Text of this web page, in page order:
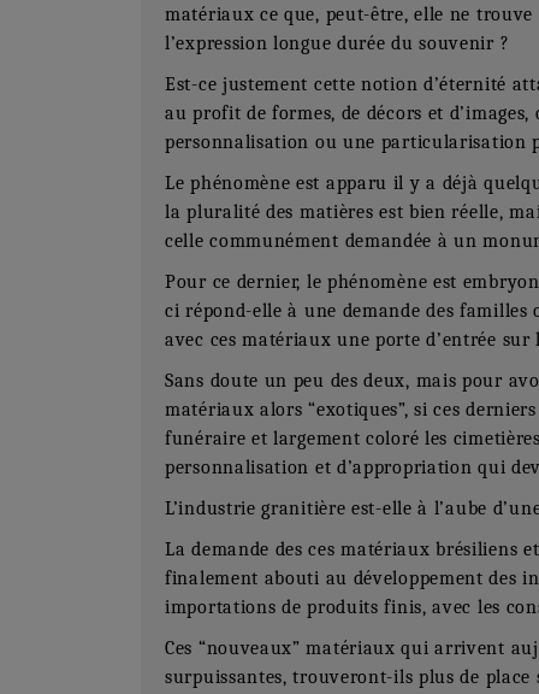
matériaux ce que, peut-être, elle ne
l’expression longue durée du souvenir ?
Est-ce justement cette notion d’éternité
au profit de formes, de décors et
personnalisation ou une particularisation
Le phénomène est apparu il y a déjà
la pluralité des matières est bien réelle,
celle communément demandée à un
Pour ce dernier, le phénomène est
ci répond-elle à une demande des
avec ces matériaux une porte d’entrée sur
Sans doute un peu des deux, mais pour
matériaux alors “exotiques”, si ces
funéraire et largement coloré les
personnalisation et d’appropriation qui
L’industrie granitière est-elle à l’aube
La demande des ces matériaux brésiliens
finalement abouti au développement des
importations de produits finis, avec les
Ces “nouveaux” matériaux qui arrivent
surpuissantes, trouveront-ils plus de